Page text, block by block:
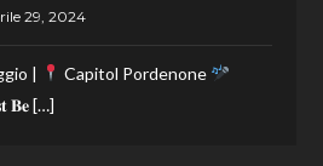
|
Capitol Pordenone
𝐁𝐞 […]